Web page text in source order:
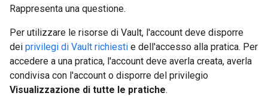
Rappresenta una questione.
Per utilizzare le risorse di Vault, l'account deve disporre
dei privilegi di Vault richiesti e dell'accesso alla pratica. Per
accedere a una pratica, l'account deve averla creata, averla
condivisa con l'account o disporre del privilegio
Visualizzazione di tutte le pratiche.